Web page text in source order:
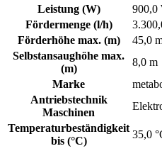
Leistung (W)
900,0
Fördermenge (l/h)
Förderhöhe max. (m)
45,0
Selbstansaughöhe max.
(m)
8,0 m
Marke
Antriebstechnik
Maschinen
Temperaturbeständigkeit
bis (°C)
35,0